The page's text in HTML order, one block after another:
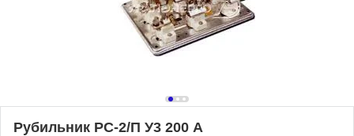
Рубильник РС-2/П У3 200 А